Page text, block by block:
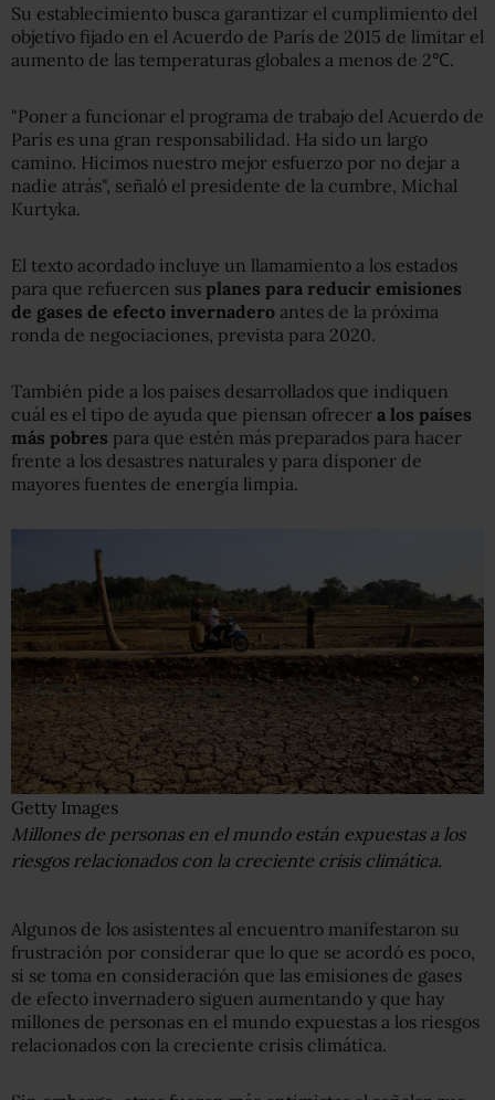
Su establecimiento busca garantizar el cumplimiento del
objetivo fijado en el Acuerdo de París de 2015 de limitar el
aumento de las temperaturas globales a menos de 2℃.
"Poner a funcionar el programa de trabajo del Acuerdo de
París es una gran responsabilidad. Ha sido un largo
camino. Hicimos nuestro mejor esfuerzo por no dejar a
nadie atrás", señaló el presidente de la cumbre, Michal
Kurtyka.
El texto acordado incluye un llamamiento a los estados
para que refuercen sus planes para reducir emisiones
de gases de efecto invernadero antes de la próxima
ronda de negociaciones, prevista para 2020.
También pide a los países desarrollados que indiquen
cuál es el tipo de ayuda que piensan ofrecer a los países
más pobres para que estén más preparados para hacer
frente a los desastres naturales y para disponer de
mayores fuentes de energía limpia.
Getty Images
Millones de personas en el mundo están expuestas a los
riesgos relacionados con la creciente crisis climática.
Algunos de los asistentes al encuentro manifestaron su
frustración por considerar que lo que se acordó es poco,
si se toma en consideración que las emisiones de gases
de efecto invernadero siguen aumentando y que hay
millones de personas en el mundo expuestas a los riesgos
relacionados con la creciente crisis climática.